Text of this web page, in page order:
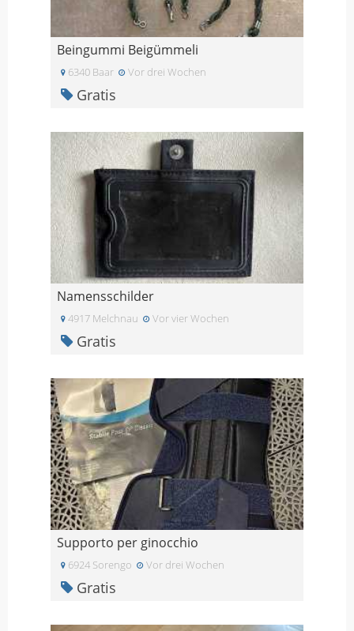
Beingummi Beigümmeli
6340 Baar Vor drei Wochen
Gratis
Namensschilder
4917 Melchnau Vor vier Wochen
Gratis
Supporto per ginocchio
6924 Sorengo Vor drei Wochen
Gratis